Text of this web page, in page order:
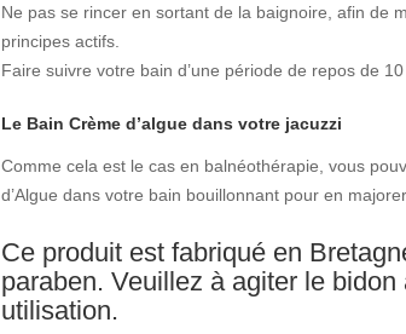
Ne pas se rincer en sortant de la baignoire, afin de
principes actifs.
Faire suivre votre bain d’une période de repos de
Le Bain Crème d’algue dans votre jacuzzi
Comme cela est le cas en balnéothérapie, vous
d’Algue dans votre bain bouillonnant pour en
Ce produit est fabriqué en
paraben.Veuillez à agiter le bidon
utilisation.